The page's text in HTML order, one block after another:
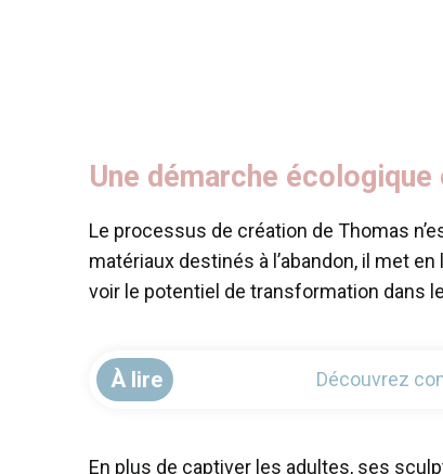
Une démarche
Le processus de création de Thomas
matériaux destinés à l’abandon, il met
voir le potentiel de transformation dans
À lire Découvrez
En plus de captiver les adultes, ses